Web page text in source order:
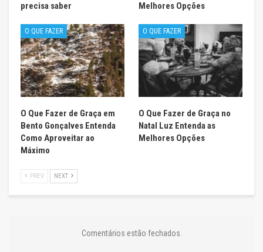
precisa saber
Melhores Opções
O QUE FAZER
O Que Fazer de Graça em
Bento Gonçalves Entenda
Como Aproveitar ao
Máximo
O QUE FAZER
O Que Fazer de Graça no
Natal Luz Entenda as
Melhores Opções
PREV NEXT
Comentários estão fechados.